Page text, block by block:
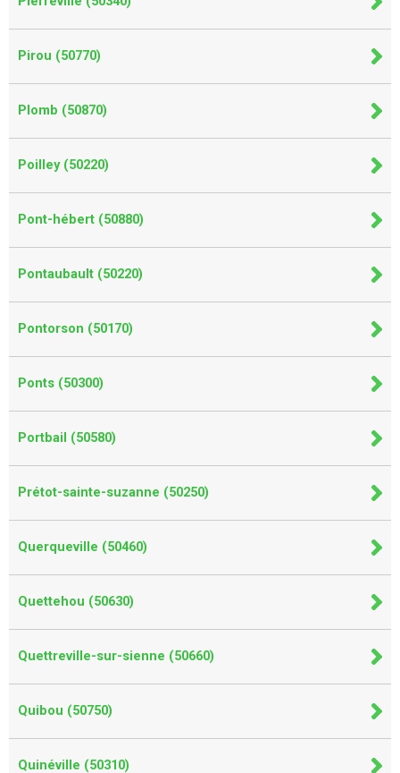
Pirou (50770)
Plomb (50870)
Poilley (50220)
Pont-hébert (50880)
Pontaubault (50220)
Pontorson (50170)
Ponts (50300)
Portbail (50580)
Prétot-sainte-suzanne (50250)
Querqueville (50460)
Quettehou (50630)
Quettreville-sur-sienne (50660)
Quibou (50750)
Quinéville (50310)